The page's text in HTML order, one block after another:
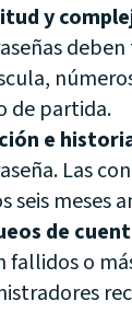
y
de partida.
e
Las
seis meses
de
fallidos o